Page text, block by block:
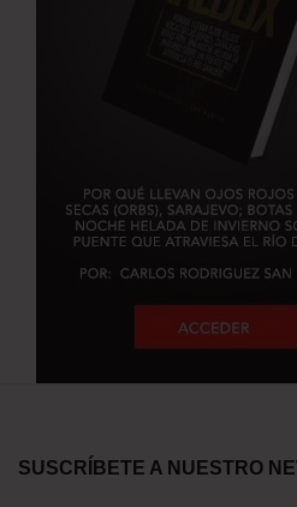
SUSCRÍBETE A NUESTRO